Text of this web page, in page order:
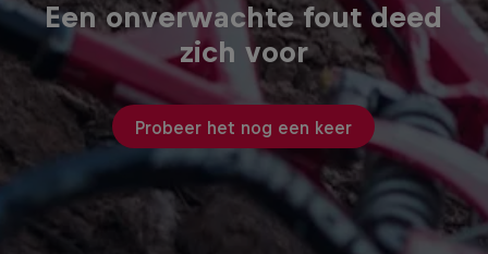
Een onverwachte fout deed
zich voor
Probeer het nog een keer